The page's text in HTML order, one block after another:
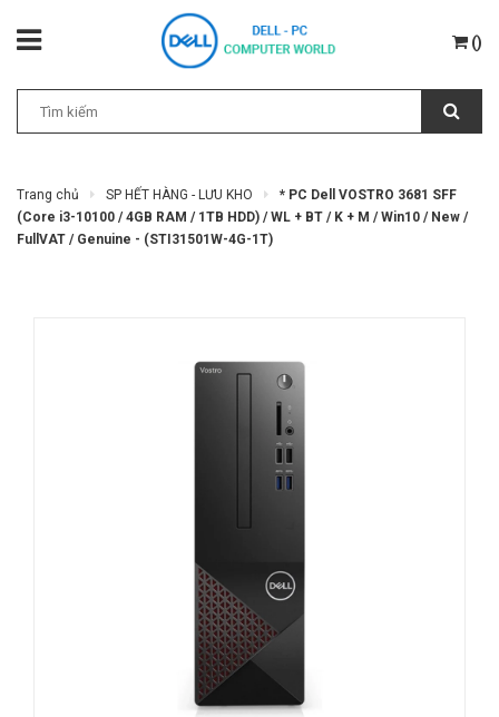
()
Trang chủ SP HẾT HÀNG - LƯU KHO
* PC Dell VOSTRO 3681 SFF
(Core i3-10100 / 4GB RAM / 1TB HDD) / WL + BT / K + M / Win10 / New /
FullVAT / Genuine - (STI31501W-4G-1T)